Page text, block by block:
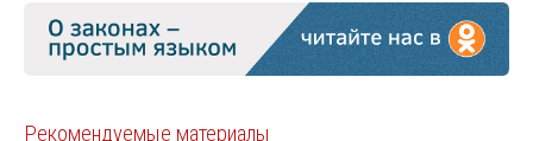
Рекомендуемые материалы